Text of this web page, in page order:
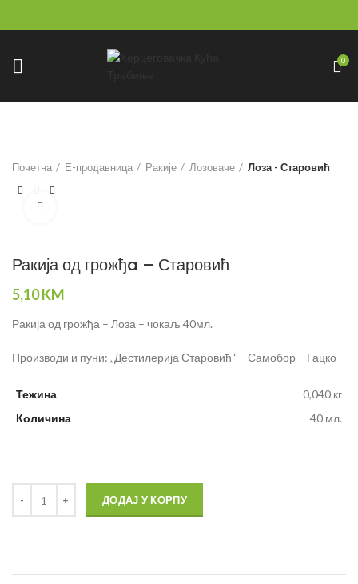
0
Почетна Е-продавница Ракије Лозоваче Лоза - Старовић
Ракија од грожђa – Старовић
5,10KM
Ракија од грожђа – Лоза – чокаљ 40мл.
Производи и пуни: „Дестилерија Старовић“ – Самобор – Гацко
Тежина
0,040 кг
Количина
40 мл.
ДОДАЈ У КОРПУ